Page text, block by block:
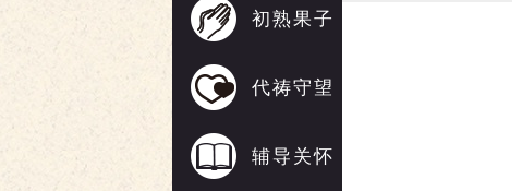
初熟果子
代祷守望
辅导关怀